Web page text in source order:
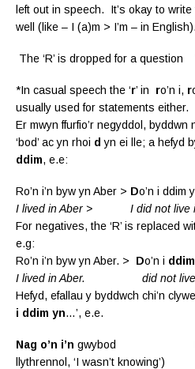
left out in speech. It’s okay to
well (like – I (a)m > I’m – in English).
The ‘R’ is dropped for a question
*In casual speech the ‘r’ in ro’n i, r
usually used for statements either.
Er mwyn ffurfio’r negyddol, byddwn
‘bod’ ac yn rhoi d yn ei lle; a hefyd
ddim, e.e:
Ro’n i’n byw yn Aber > Do’n i ddim
I lived in Aber > I did not live
For negatives, the ‘R’ is replaced
e.g:
Ro’n i’n byw yn Aber. > Do’n i ddim
I lived in Aber. did not live
Hefyd, efallau y byddwch chi’n
i ddim yn…’, e.e.
Nag o’n i’n gwybod I
llythrennol, ‘I wasn’t knowing’)